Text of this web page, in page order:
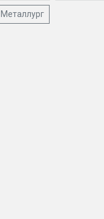
Металлург